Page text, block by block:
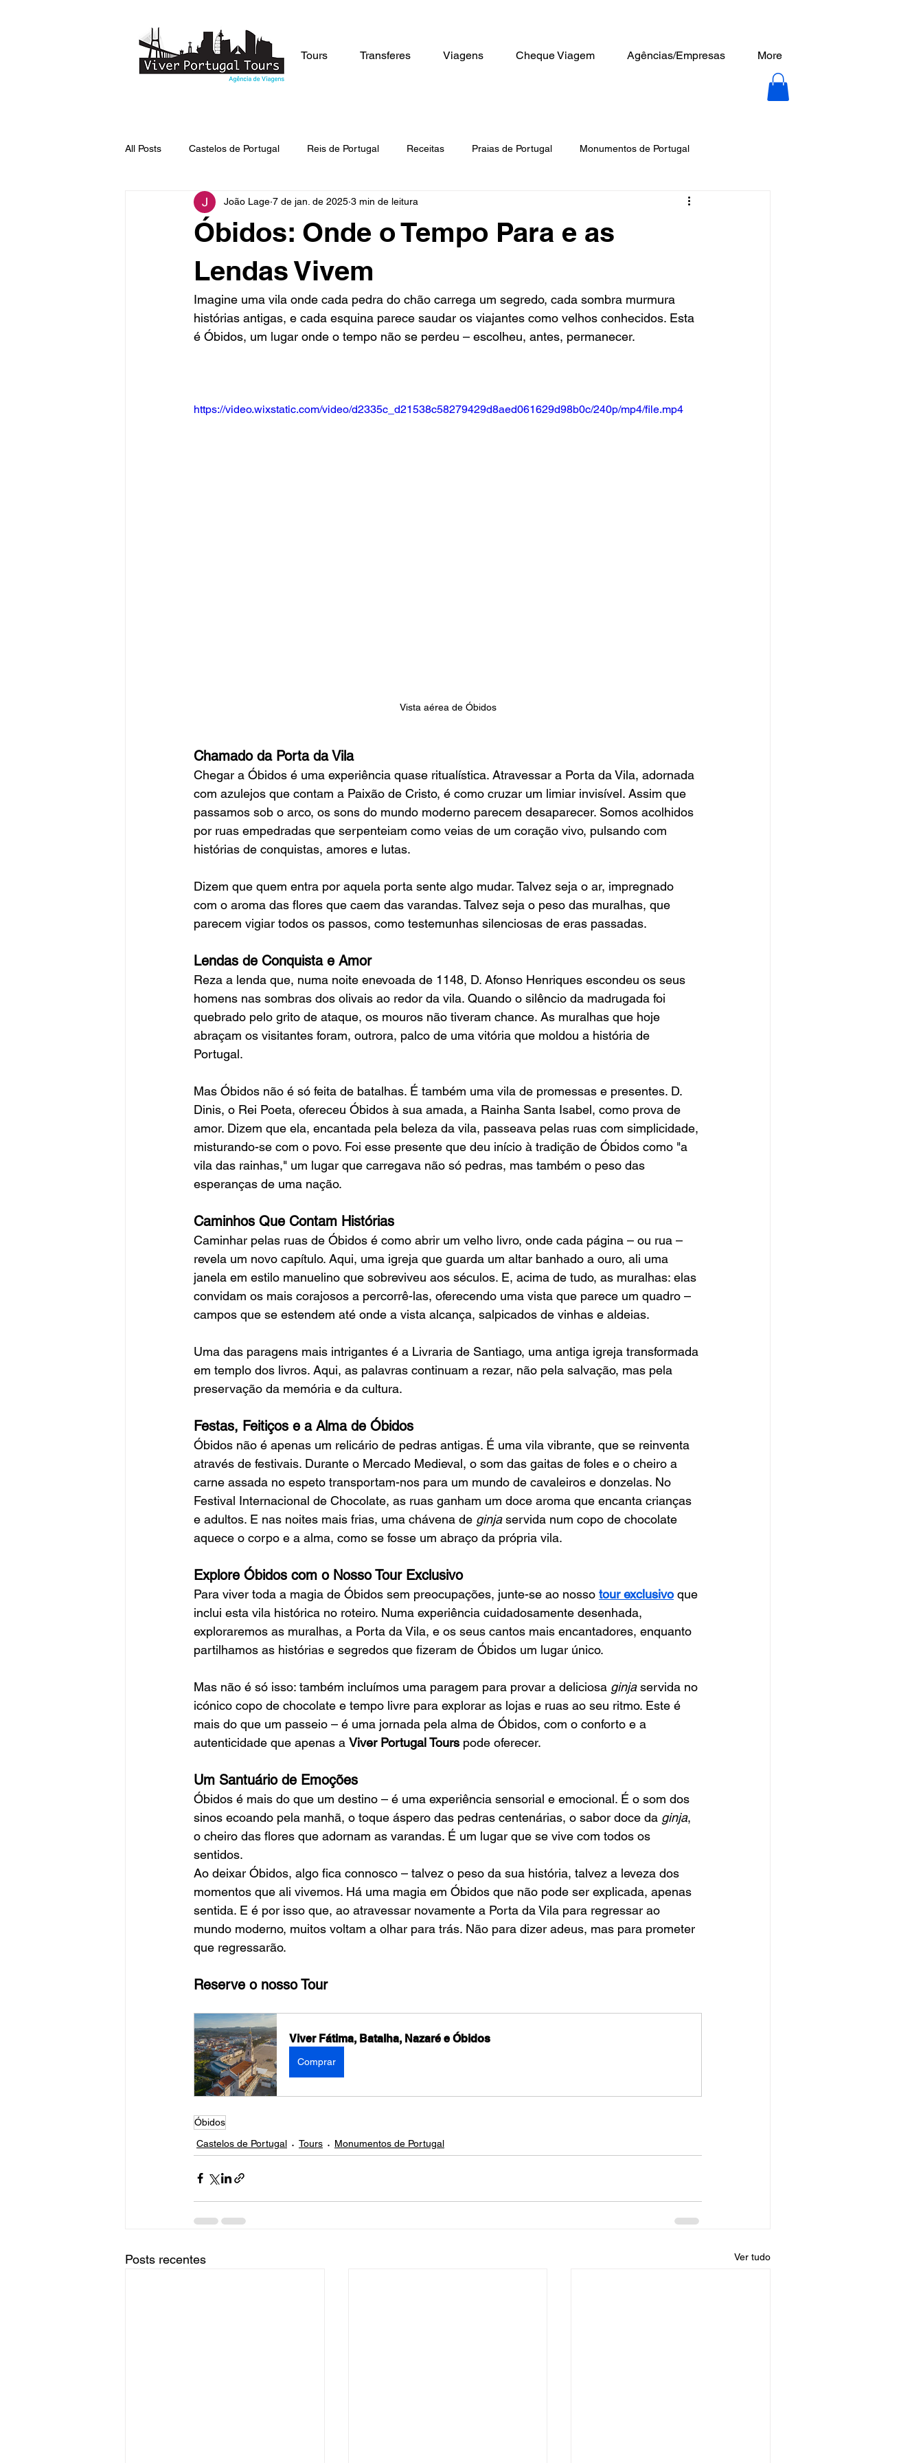
Tours Transferes Viagens Cheque Viagem Agências/Empresas More
All Posts Castelos de Portugal Reis de Portugal Receitas Praias de Portugal Monumentos de Portugal
Lendas de Portugal Curiosidades Bilhetes Tours
Óbidos: Onde o Tempo Para e as
Lendas Vivem
João Lage 7 de jan. de 2025 3 min de leitura
Imagine uma vila onde cada pedra do chão carrega um segredo, cada sombra murmura
histórias antigas, e cada esquina parece saudar os viajantes como velhos conhecidos. Esta
é Óbidos, um lugar onde o tempo não se perdeu – escolheu, antes, permanecer.
https://video.wixstatic.com/video/d2335c_d21538c58279429d8aed061629d98b0c/240p/mp4/file.mp4
Vista aérea de Óbidos
Chamado da Porta da Vila
Chegar a Óbidos é uma experiência quase ritualística. Atravessar a Porta da Vila, adornada
com azulejos que contam a Paixão de Cristo, é como cruzar um limiar invisível. Assim que
passamos sob o arco, os sons do mundo moderno parecem desaparecer. Somos acolhidos
por ruas empedradas que serpenteiam como veias de um coração vivo, pulsando com
histórias de conquistas, amores e lutas.
Dizem que quem entra por aquela porta sente algo mudar. Talvez seja o ar, impregnado
com o aroma das flores que caem das varandas. Talvez seja o peso das muralhas, que
parecem vigiar todos os passos, como testemunhas silenciosas de eras passadas.
Lendas de Conquista e Amor
Reza a lenda que, numa noite enevoada de 1148, D. Afonso Henriques escondeu os seus
homens nas sombras dos olivais ao redor da vila. Quando o silêncio da madrugada foi
quebrado pelo grito de ataque, os mouros não tiveram chance. As muralhas que hoje
abraçam os visitantes foram, outrora, palco de uma vitória que moldou a história de
Portugal.
Mas Óbidos não é só feita de batalhas. É também uma vila de promessas e presentes. D.
Dinis, o Rei Poeta, ofereceu Óbidos à sua amada, a Rainha Santa Isabel, como prova de
amor. Dizem que ela, encantada pela beleza da vila, passeava pelas ruas com simplicidade,
misturando-se com o povo. Foi esse presente que deu início à tradição de Óbidos como "a
vila das rainhas," um lugar que carregava não só pedras, mas também o peso das
esperanças de uma nação.
Caminhos Que Contam Histórias
Caminhar pelas ruas de Óbidos é como abrir um velho livro, onde cada página – ou rua –
revela um novo capítulo. Aqui, uma igreja que guarda um altar banhado a ouro, ali uma
janela em estilo manuelino que sobreviveu aos séculos. E, acima de tudo, as muralhas: elas
convidam os mais corajosos a percorrê-las, oferecendo uma vista que parece um quadro –
campos que se estendem até onde a vista alcança, salpicados de vinhas e aldeias.
Uma das paragens mais intrigantes é a Livraria de Santiago, uma antiga igreja transformada
em templo dos livros. Aqui, as palavras continuam a rezar, não pela salvação, mas pela
preservação da memória e da cultura.
Festas, Feitiços e a Alma de Óbidos
Óbidos não é apenas um relicário de pedras antigas. É uma vila vibrante, que se reinventa
através de festivais. Durante o Mercado Medieval, o som das gaitas de foles e o cheiro a
carne assada no espeto transportam-nos para um mundo de cavaleiros e donzelas. No
Festival Internacional de Chocolate, as ruas ganham um doce aroma que encanta crianças
e adultos. E nas noites mais frias, uma chávena de ginja servida num copo de chocolate
aquece o corpo e a alma, como se fosse um abraço da própria vila.
Explore Óbidos com o Nosso Tour Exclusivo
Para viver toda a magia de Óbidos sem preocupações, junte-se ao nosso tour exclusivo que
inclui esta vila histórica no roteiro. Numa experiência cuidadosamente desenhada,
exploraremos as muralhas, a Porta da Vila, e os seus cantos mais encantadores, enquanto
partilhamos as histórias e segredos que fizeram de Óbidos um lugar único.
Mas não é só isso: também incluímos uma paragem para provar a deliciosa ginja servida no
icónico copo de chocolate e tempo livre para explorar as lojas e ruas ao seu ritmo. Este é
mais do que um passeio – é uma jornada pela alma de Óbidos, com o conforto e a
autenticidade que apenas a Viver Portugal Tours pode oferecer.
Um Santuário de Emoções
Óbidos é mais do que um destino – é uma experiência sensorial e emocional. É o som dos
sinos ecoando pela manhã, o toque áspero das pedras centenárias, o sabor doce da ginja,
o cheiro das flores que adornam as varandas. É um lugar que se vive com todos os
sentidos.
Ao deixar Óbidos, algo fica connosco – talvez o peso da sua história, talvez a leveza dos
momentos que ali vivemos. Há uma magia em Óbidos que não pode ser explicada, apenas
sentida. E é por isso que, ao atravessar novamente a Porta da Vila para regressar ao
mundo moderno, muitos voltam a olhar para trás. Não para dizer adeus, mas para prometer
que regressarão.
Reserve o nosso Tour
Viver Fátima, Batalha, Nazaré e Óbidos
Comprar
Óbidos
Castelos de Portugal
Tours Monumentos de Portugal
Posts recentes Ver tudo